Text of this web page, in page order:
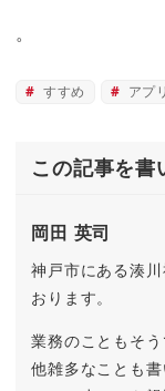
。
すすめ アプリ
この記事を書
岡田 英司
神戸市にある湊
おります。
業務のこともそ
他雑多なことも